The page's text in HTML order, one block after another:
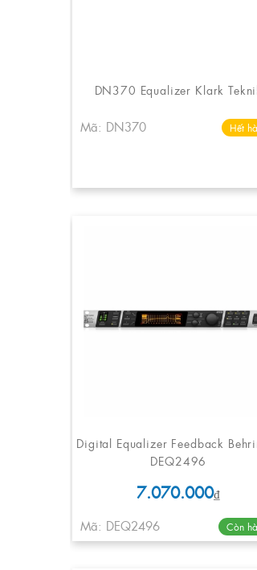
DN370 Equalizer Klark
Mã: DN370 Hết
Digital Equalizer Feedback
DEQ2496
7.070.000₫
Mã: DEQ2496
Còn